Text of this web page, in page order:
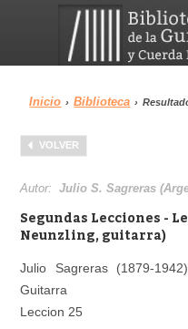
Menu
Biblioteca
Área personal
Inicio › Biblioteca ›
VOLVER
Autor:Julio S. Sagreras
Segundas Lecciones -
Neunzling, guitarra)
Julio Sagreras (1879-
Guitarra
Leccion 25